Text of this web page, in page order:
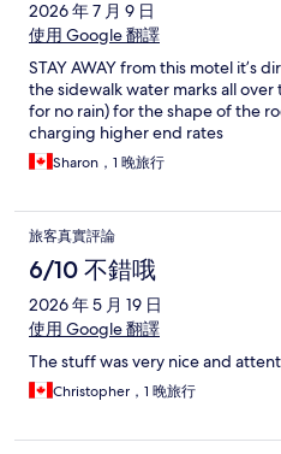
2026 年 7 月 9 日
使用 Google 翻譯
STAY AWAY from this motel it’s
the sidewalk water marks all
for no rain) for the shape of the
charging higher end rates
Sharon，1 晚旅行
旅客真實評論
6/10 不錯哦
2026 年 5 月 19 日
使用 Google 翻譯
The stuff was very nice and
Christopher，1 晚旅行